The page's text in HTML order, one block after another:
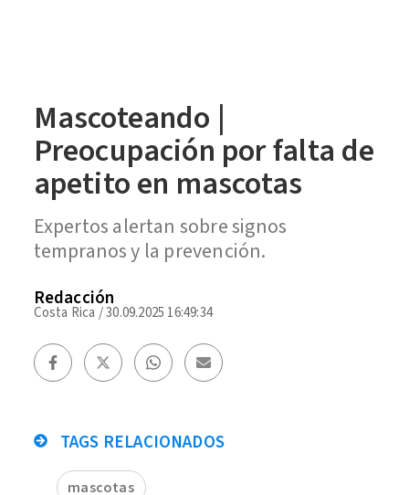
Mascoteando |
Preocupación por falta de
apetito en mascotas
Expertos alertan sobre signos
tempranos y la prevención.
Redacción
Costa Rica /30.09.2025 16:49:34
TAGS RELACIONADOS
mascotas